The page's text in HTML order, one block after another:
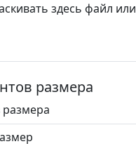
здесь файл
размера